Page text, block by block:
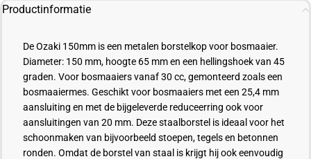
Productinformatie
De Ozaki 150mm is een metalen borstelkop voor bosmaaier.
Diameter: 150 mm, hoogte 65 mm en een hellingshoek van 45
graden. Voor bosmaaiers vanaf 30 cc, gemonteerd zoals een
bosmaaiermes. Geschikt voor bosmaaiers met een 25,4 mm
aansluiting en met de bijgeleverde reduceerring ook voor
aansluitingen van 20 mm. Deze staalborstel is ideaal voor het
schoonmaken van bijvoorbeeld stoepen, tegels en betonnen
ronden. Omdat de borstel van staal is krijgt hij ook eenvoudig